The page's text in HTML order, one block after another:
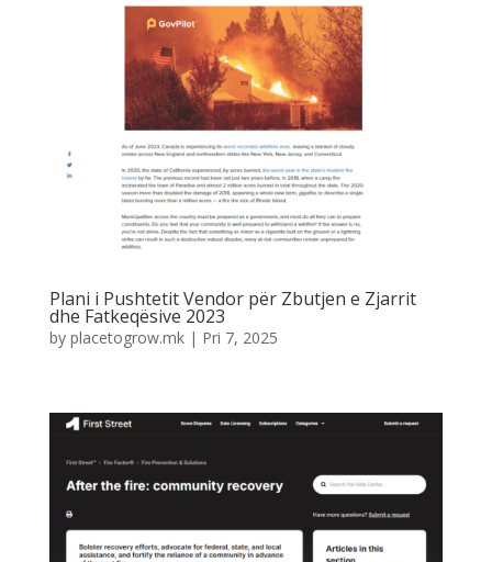
Plani i Pushtetit Vendor për Zbutjen e Zjarrit
dhe Fatkeqësive 2023
by placetogrow.mk| Pri 7, 2025